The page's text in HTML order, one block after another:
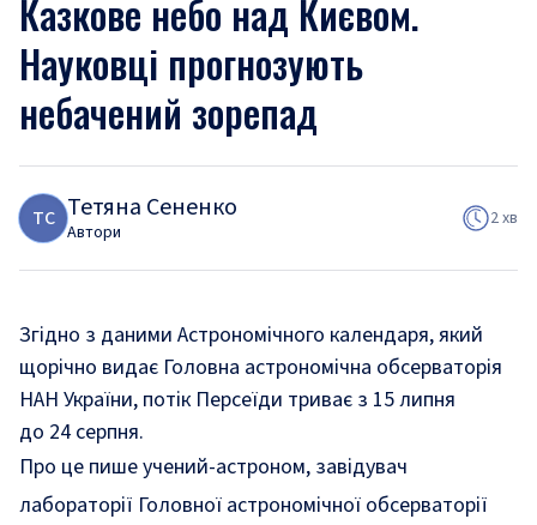
Казкове небо над Києвом.
Науковці прогнозують
небачений зорепад
ТС Тетяна Сененко
Автори
2 хв
Згідно з даними Астрономічного календаря, який
щорічно видає Головна астрономічна обсерваторія
НАН України, потік Персеїди триває з 15 липня
до 24 серпня.
Про це пише учений-астроном, завідувач
лабораторії Головної астрономічної обсерваторії